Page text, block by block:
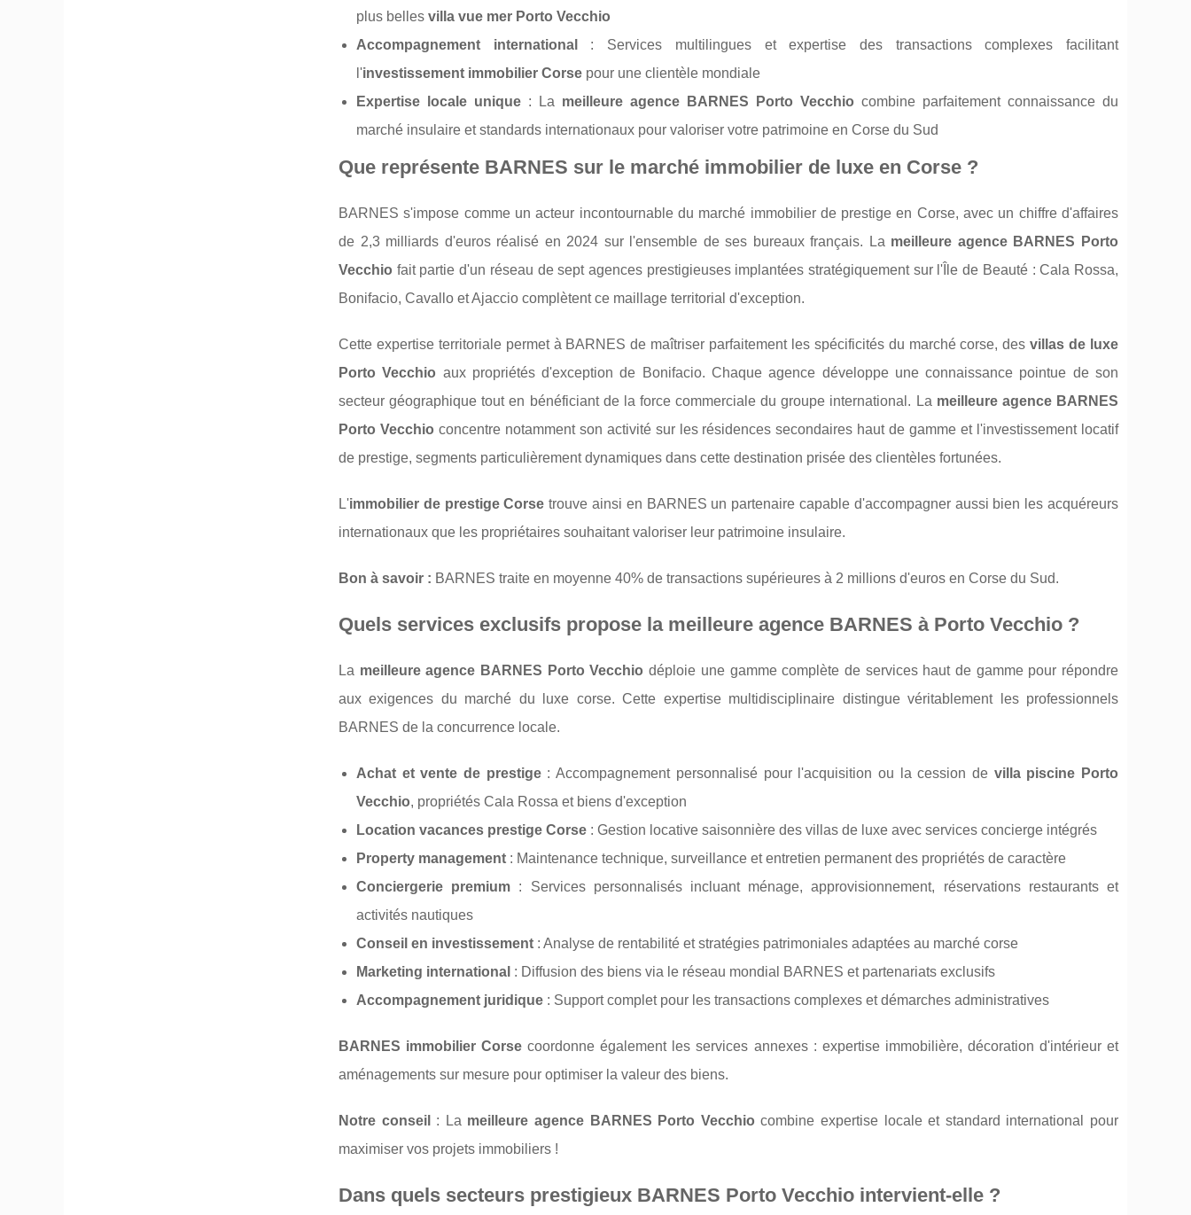
plus belles villa vue mer Porto Vecchio
Accompagnement international
: Services multilingues et expertise des transactions complexes facilitant
l'investissement immobilier Corse pour une clientèle mondiale
Expertise locale unique : La meilleure agence BARNES Porto Vecchio combine parfaitement connaissance du
marché insulaire et standards internationaux pour valoriser votre patrimoine en Corse du Sud
Que représente BARNES sur le marché immobilier de luxe en Corse ?
BARNES s'impose comme un acteur incontournable du marché immobilier de prestige en Corse, avec un chiffre d'affaires
de 2,3 milliards d'euros réalisé en 2024 sur l'ensemble de ses bureaux français. La meilleure agence BARNES Porto
Vecchio fait partie d'un réseau de sept agences prestigieuses implantées stratégiquement sur l'Île de Beauté : Cala Rossa,
Bonifacio, Cavallo et Ajaccio complètent ce maillage territorial d'exception.
Cette expertise territoriale permet à BARNES de maîtriser parfaitement les spécificités du marché corse, desvillas de luxe
Porto Vecchio aux propriétés d'exception de Bonifacio. Chaque agence développe une connaissance pointue de son
secteur géographique tout en bénéficiant de la force commerciale du groupe international. La meilleure agence BARNES
Porto Vecchio concentre notamment son activité sur les résidences secondaires haut de gamme et l'investissement locatif
de prestige, segments particulièrement dynamiques dans cette destination prisée des clientèles fortunées.
L'immobilier de prestige Corse trouve ainsi en BARNES un partenaire capable d'accompagner aussi bien les acquéreurs
internationaux que les propriétaires souhaitant valoriser leur patrimoine insulaire.
Bon à savoir : BARNES traite en moyenne 40% de transactions supérieures à 2 millions d'euros en Corse du Sud.
Quels services exclusifs propose la meilleure agence BARNES à Porto Vecchio ?
La meilleure agence BARNES Porto Vecchio déploie une gamme complète de services haut de gamme pour répondre
aux exigences du marché du luxe corse. Cette expertise multidisciplinaire distingue véritablement les professionnels
BARNES de la concurrence locale.
Achat et vente de prestige: Accompagnement personnalisé pour l'acquisition ou la cession de villa piscine Porto
Vecchio, propriétés Cala Rossa et biens d'exception
Location vacances prestige Corse : Gestion locative saisonnière des villas de luxe avec services concierge intégrés
Property management : Maintenance technique, surveillance et entretien permanent des propriétés de caractère
Conciergerie premium : Services personnalisés incluant ménage, approvisionnement, réservations restaurants et
activités nautiques
Conseil en investissement : Analyse de rentabilité et stratégies patrimoniales adaptées au marché corse
Marketing international : Diffusion des biens via le réseau mondial BARNES et partenariats exclusifs
Accompagnement juridique : Support complet pour les transactions complexes et démarches administratives
BARNES immobilier Corse coordonne également les services annexes : expertise immobilière, décoration d'intérieur et
aménagements sur mesure pour optimiser la valeur des biens.
Notre conseil : La meilleure agence BARNES Porto Vecchio combine expertise locale et standard international pour
maximiser vos projets immobiliers !
Dans quels secteurs prestigieux BARNES Porto Vecchio intervient-elle ?